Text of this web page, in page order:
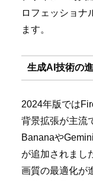
ロフェッショナ
ます。
生成AI技術の
2024年版では
背景拡張が主流
Bananaや
が追加されまし
画質の最適化が